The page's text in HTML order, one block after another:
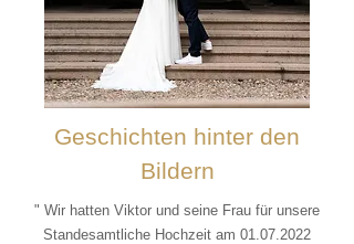
Geschichten hinter den
Bildern
" Wir hatten Viktor und seine Frau für unsere
Standesamtliche Hochzeit am 01.07.2022